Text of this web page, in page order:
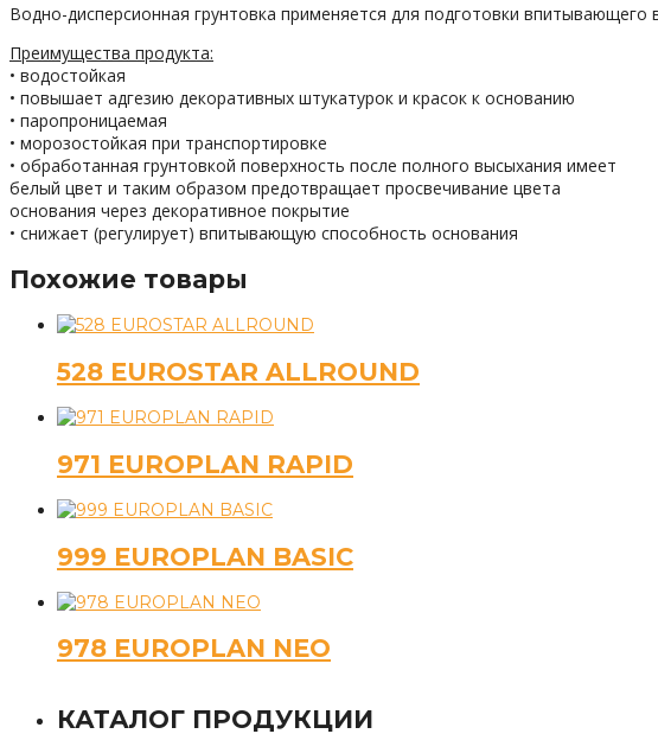
Водно-дисперсионная грунтовка применяется для подготовки
Преимущества продукта:
• водостойкая
• повышает адгезию декоративных штукатурок и красок к основанию
• паропроницаемая
• морозостойкая при транспортировке
• обработанная грунтовкой поверхность после полного высыхания имеет
белый цвет и таким образом предотвращает просвечивание цвета
основания через декоративное покрытие
• снижает (регулирует) впитывающую способность основания
Похожие товары
528 EUROSTAR ALLROUND
971 EUROPLAN RAPID
999 EUROPLAN BASIC
978 EUROPLAN NEO
КАТАЛОГ ПРОДУКЦИИ